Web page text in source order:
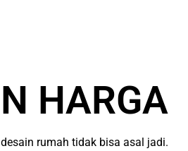
HARGA
rumah tidak bisa asal jadi.